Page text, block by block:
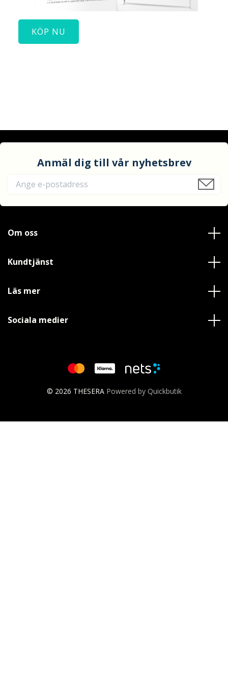
KÖP NU
Anmäl dig till vår nyhetsbrev
Om oss
Kundtjänst
Läs mer
Sociala medier
© 2026 THESERA Powered by Quickbutik